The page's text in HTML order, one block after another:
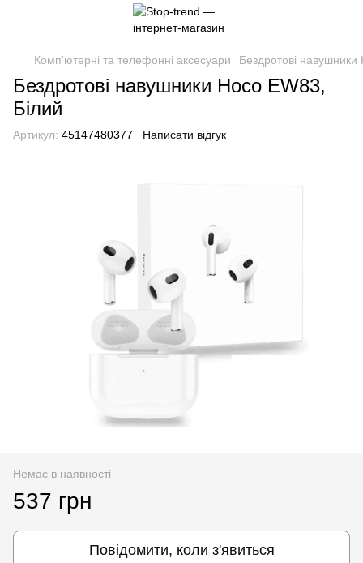
Комп'ютерні та телефонні аксесуари Бездротові навушники
Бездротові навушники Hoco EW83,
Білий
Артикул: 45147480377 Написати відгук
Немає в наявності
537 грн
Повідомити, коли з'явиться